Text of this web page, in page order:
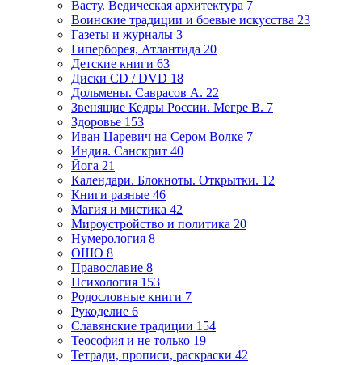
Васту. Ведическая архитектура 7
Воинские традиции и боевые искусства 23
Газеты и журналы 3
Гиперборея, Атлантида 20
Детские книги 63
Диски CD / DVD 18
Дольмены. Саврасов А. 22
Звенящие Кедры России. Мегре В. 7
Здоровье 153
Иван Царевич на Сером Волке 7
Индия. Санскрит 40
Йога 21
Календари. Блокноты. Открытки. 12
Книги разные 46
Магия и мистика 42
Мироустройство и политика 20
Нумерология 8
ОШО 8
Православие 8
Психология 153
Родословные книги 7
Рукоделие 6
Славянские традиции 154
Теософия и не только 19
Тетради, прописи, раскраски 42